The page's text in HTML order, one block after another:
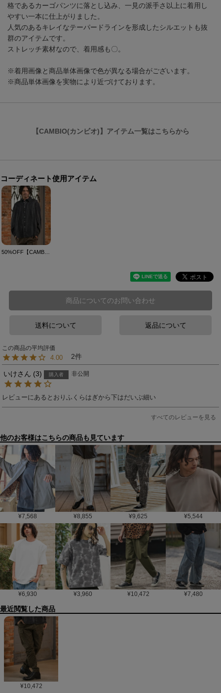
格であるカーゴパンツに落とし込み、一見の派手さ以上に着用し
やすい一本に仕上がりました。
人気のあるキレイなテーパードラインを形成したシルエットも抜
群のアイテムです。
ストレッチ素材なので、着用感も〇。
※着用画像と商品単体画像で色が異なる場合がございます。
※商品単体画像を実物により近づけております。
【CAMBIO(カンビオ)】アイテム一覧はこちらから
コーディネート使用アイテム
商品についてのお問い合わせ
送料について 返品について
4.00 2
いけ 3 購入者 非公開
レビューにあるとおりふくらはぎから下はだいぶ細い
すべてのレビューを見る
他のお客様はこちらの商品も見ています
¥7,568 ¥8,855 ¥9,625 ¥5,544
¥6,930 ¥3,960 ¥10,472 ¥7,480
最近閲覧した商品
¥10,472